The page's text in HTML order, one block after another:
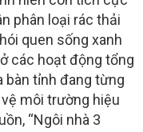
phân loại rác thải
quen sống xanh
các hoạt động tổng
bàn tỉnh đang từng
môi trường hiệu
“Ngôi nhà 3